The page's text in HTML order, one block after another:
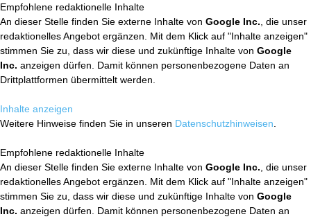
Empfohlene redaktionelle Inhalte
An dieser Stelle finden Sie externe Inhalte von Google Inc. , die unser
redaktionelles Angebot ergänzen. Mit dem Klick auf "Inhalte anzeigen"
stimmen Sie zu, dass wir diese und zukünftige Inhalte von Google
Inc. anzeigen dürfen. Damit können personenbezogene Daten an
Drittplattformen übermittelt werden.
Inhalte anzeigen
Weitere Hinweise finden Sie in unseren Datenschutzhinweisen
Empfohlene redaktionelle Inhalte
An dieser Stelle finden Sie externe Inhalte von Google Inc. , die unser
redaktionelles Angebot ergänzen. Mit dem Klick auf "Inhalte anzeigen"
stimmen Sie zu, dass wir diese und zukünftige Inhalte von Google
Inc. anzeigen dürfen. Damit können personenbezogene Daten an